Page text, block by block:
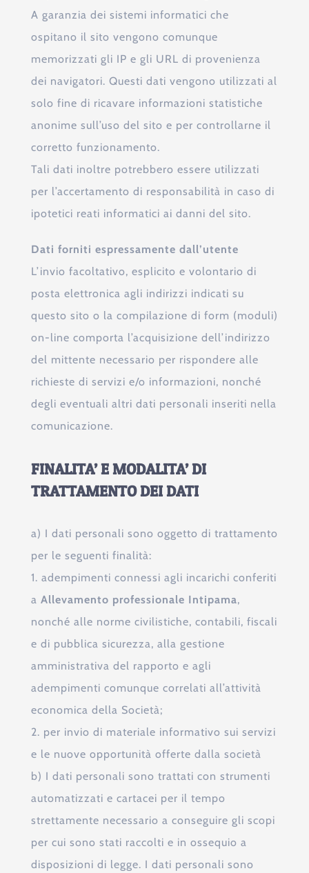
A garanzia dei sistemi informatici che
ospitano il sito vengono comunque
memorizzati gli IP e gli URL di provenienza
dei navigatori. Questi dati vengono utilizzati al
solo fine di ricavare informazioni statistiche
anonime sull’uso del sito e per controllarne il
corretto funzionamento.
Tali dati inoltre potrebbero essere utilizzati
per l’accertamento di responsabilità in caso di
ipotetici reati informatici ai danni del sito.
Dati forniti espressamente dall’utente
L’invio facoltativo, esplicito e volontario di
posta elettronica agli indirizzi indicati su
questo sito o la compilazione di form (moduli)
on-line comporta l’acquisizione dell’indirizzo
del mittente necessario per rispondere alle
richieste di servizi e/o informazioni, nonché
degli eventuali altri dati personali inseriti nella
comunicazione.
FINALITA’ E MODALITA’ DI
TRATTAMENTO DEI DATI
a) I dati personali sono oggetto di trattamento
per le seguenti finalità:
1. adempimenti connessi agli incarichi conferiti
a Allevamento professionale Intipama,
nonché alle norme civilistiche, contabili, fiscali
e di pubblica sicurezza, alla gestione
amministrativa del rapporto e agli
adempimenti comunque correlati all’attività
economica della Società;
2. per invio di materiale informativo sui servizi
e le nuove opportunità offerte dalla società
b) I dati personali sono trattati con strumenti
automatizzati e cartacei per il tempo
strettamente necessario a conseguire gli scopi
per cui sono stati raccolti e in ossequio a
disposizioni di legge. I dati personali sono